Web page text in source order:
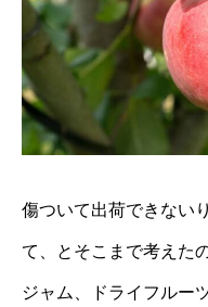
傷ついて出荷できない
て、とそこまで考えた
ジャム、ドライフルー